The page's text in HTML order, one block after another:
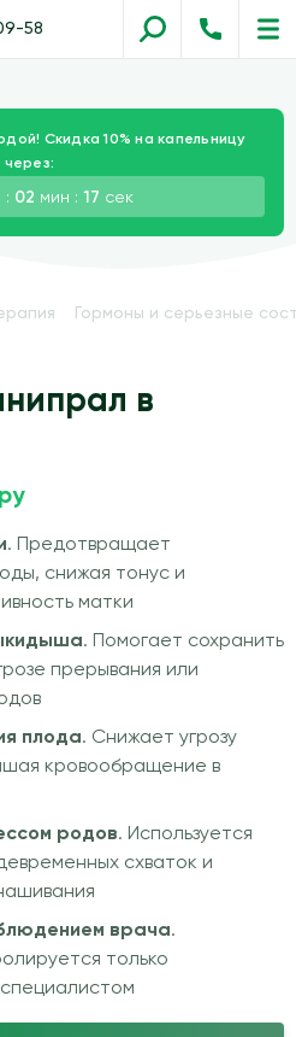
58
Скидка 10% на капельницу
через:
: 02 мин : 17 сек
Гормоны и серьезные
в
. Предотвращает
снижая тонус и
матки
. Помогает сохранить
прерывания или
плода. Снижает угрозу
кровообращение в
родов. Используется
схваток и
врача.
только